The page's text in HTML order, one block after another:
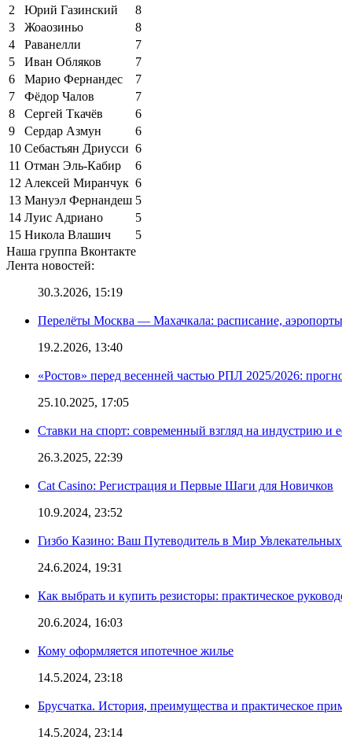
2
Юрий Газинский
8
3
Жоаозиньо
8
4
Раванелли
7
5
Иван Обляков
7
6
Марио Фернандес
7
7
Фёдор Чалов
7
8
Сергей Ткачёв
6
9
Сердар Азмун
6
10 Себастьян Дриусси 6
11 Отман Эль-Кабир
6
12 Алексей Миранчук 6
13 Мануэл Фернандеш 5
14 Луис Адриано
5
15 Никола Влашич
5
Наша группа Вконтакте
Лента новостей:
30.3.2026, 15:19
Перелёты Москва — Махачкала: расписание,
19.2.2026, 13:40
«Ростов» перед весенней частью РПЛ 2025/2026:
25.10.2025, 17:05
Ставки на спорт: современный взгляд на индустрию и
26.3.2025, 22:39
Cat Casino: Регистрация и Первые Шаги для Новичков
10.9.2024, 23:52
Гизбо Казино: Ваш Путеводитель в Мир
24.6.2024, 19:31
Как выбрать и купить резисторы: практическое
20.6.2024, 16:03
Кому оформляется ипотечное жилье
14.5.2024, 23:18
Брусчатка. История, преимущества и практическое
14.5.2024, 23:14